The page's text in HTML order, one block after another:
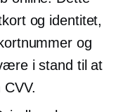
og identitet,
og
i stand til at